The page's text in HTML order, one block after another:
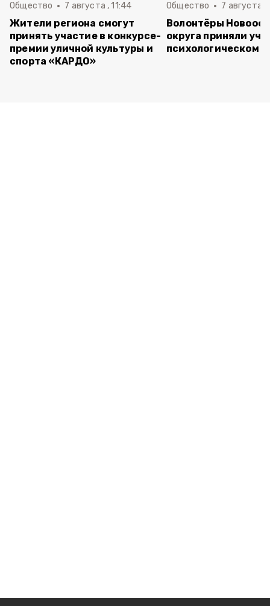
Общество 7 августа , 11:44
Жители региона смогут
принять участие в конкурсе-
премии уличной культуры и
спорта «КАРДО»
Общество 7 августа ,
Волонтёры
округа приняли
психологическом